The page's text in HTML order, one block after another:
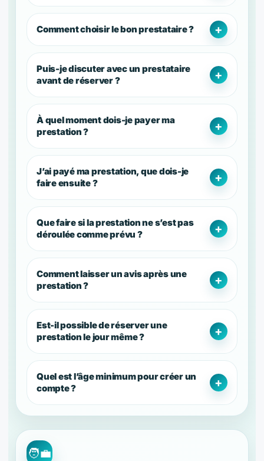
Comment choisir le bon prestataire ?
Puis-je discuter avec un prestataire
avant de réserver ?
À quel moment dois-je payer ma
prestation ?
J’ai payé ma prestation, que dois-je
faire ensuite ?
Que faire si la prestation ne s’est pas
déroulée comme prévu ?
Comment laisser un avis après une
prestation ?
Est-il possible de réserver une
prestation le jour même ?
Quel est l’âge minimum pour créer un
compte ?
🧑‍💼